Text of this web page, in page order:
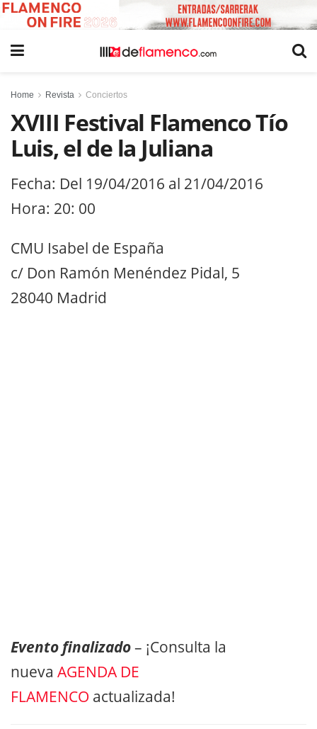
Home Revista Conciertos
XVIII Festival Flamenco Tío
Luis, el de la Juliana
Fecha: Del 19/04/2016 al 21/04/2016
Hora: 20: 00
CMU Isabel de España
c/ Don Ramón Menéndez Pidal, 5
28040 Madrid
Evento finalizado– ¡Consulta la
nueva AGENDA DE
FLAMENCO actualizada!